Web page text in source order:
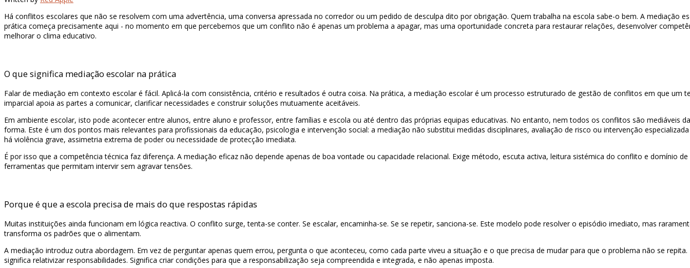
Há conflitos escolares que não se resolvem com uma advertência, uma conversa apressada no corredor ou um pedido de desculpa dito por obrigação. Quem trabalha na escola sabe-o bem. A mediação
prática começa precisamente aqui - no momento em que percebemos que um conflito não é apenas um problema a apagar, mas uma oportunidade concreta para restaurar relações, desenvolver
melhorar o clima educativo.
O que significa mediação escolar na prática
Falar de mediação em contexto escolar é fácil. Aplicá-la com consistência, critério e resultados é outra coisa. Na prática, a mediação escolar é um processo estruturado de gestão de conflitos em que um
imparcial apoia as partes a comunicar, clarificar necessidades e construir soluções mutuamente aceitáveis.
Em ambiente escolar, isto pode acontecer entre alunos, entre aluno e professor, entre famílias e escola ou até dentro das próprias equipas educativas. No entanto, nem todos os conflitos são mediáveis
forma. Este é um dos pontos mais relevantes para profissionais da educação, psicologia e intervenção social: a mediação não substitui medidas disciplinares, avaliação de risco ou intervenção
há violência grave, assimetria extrema de poder ou necessidade de protecção imediata.
É por isso que a competência técnica faz diferença. A mediação eficaz não depende apenas de boa vontade ou capacidade relacional. Exige método, escuta activa, leitura sistémica do conflito e domínio de
ferramentas que permitam intervir sem agravar tensões.
Porque é que a escola precisa de mais do que respostas rápidas
Muitas instituições ainda funcionam em lógica reactiva. O conflito surge, tenta-se conter. Se escalar, encaminha-se. Se se repetir, sanciona-se. Este modelo pode resolver o episódio imediato, mas
transforma os padrões que o alimentam.
A mediação introduz outra abordagem. Em vez de perguntar apenas quem errou, pergunta o que aconteceu, como cada parte viveu a situação e o que precisa de mudar para que o problema não se
significa relativizar responsabilidades. Significa criar condições para que a responsabilização seja compreendida e integrada, e não apenas imposta.